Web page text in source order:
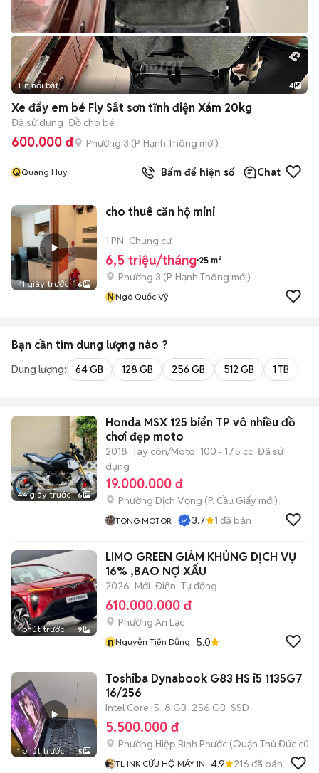
Tin nổi bật 4
Xe đẩy em bé Fly Sắt sơn tĩnh điện Xám 20kg
Đã sử dụng Đồ cho bé
600.000 đ Phường 3 (P. Hạnh Thông mới)
QQuang Huy Bấm để hiện số Chat
41 giây trước 6
cho thuê căn hộ mini
1 PN Chung cư
6,5 triệu/tháng 25 m²
Phường 3 (P. Hạnh Thông mới)
NNgô Quốc Vỹ
Bạn cần tìm dung lượng nào ?
Dung lượng: 64 GB 128 GB 256 GB 512 GB 1 TB
44 giây trước 6
Honda MSX 125 biển TP vô nhiều đồ
chơi đẹp moto
2018 Tay côn/Moto 100 - 175 cc Đã sử
dụng
19.000.000 đ
Phường Dịch Vọng (P. Cầu Giấy mới)
TONG MOTOR 3.7 1 đã bán
1 phút trước 9
LIMO GREEN GIẢM KHỦNG DỊCH VỤ
16% ,BAO NỢ XẤU
2026 Mới Điện Tự động
610.000.000 đ
Phường An Lạc
nNguyễn Tiến Dũng 5.0
1 phút trước 5
Toshiba Dynabook G83 HS i5 1135G7
16/256
Intel Core i5 8 GB 256 GB SSD
5.500.000 đ
Phường Hiệp Bình Phước (Quận Thủ Đức cũ)
TL INK CỨU HỘ MÁY IN 4.9 216 đã bán